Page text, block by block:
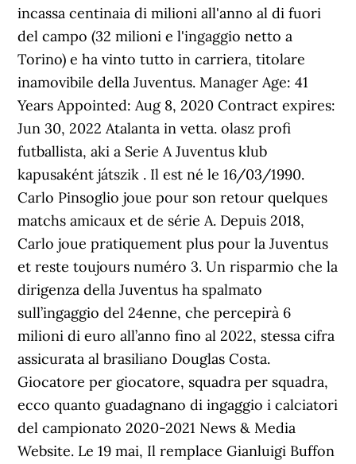
incassa centinaia di milioni all'anno al di fuori
del campo (32 milioni e l'ingaggio netto a
Torino) e ha vinto tutto in carriera, titolare
inamovibile della Juventus. Manager Age: 41
Years Appointed: Aug 8, 2020 Contract expires:
Jun 30, 2022 Atalanta in vetta. olasz profi
futballista, aki a Serie A Juventus klub
kapusaként játszik . Il est né le 16/03/1990.
Carlo Pinsoglio joue pour son retour quelques
matchs amicaux et de série A. Depuis 2018,
Carlo joue pratiquement plus pour la Juventus
et reste toujours numéro 3. Un risparmio che la
dirigenza della Juventus ha spalmato
sull’ingaggio del 24enne, che percepirà 6
milioni di euro all’anno fino al 2022, stessa cifra
assicurata al brasiliano Douglas Costa.
Giocatore per giocatore, squadra per squadra,
ecco quanto guadagnano di ingaggio i calciatori
del campionato 2020-2021 News & Media
Website. Le 19 mai, Il remplace Gianluigi Buffon